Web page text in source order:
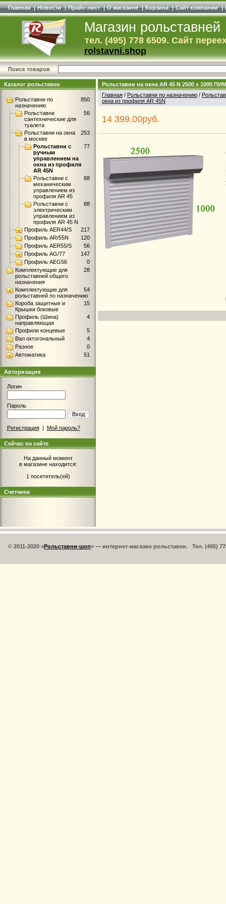
Главная | Новости | Прайс-лист | О магазине | Корзина | Сайт компании |
Магазин рольставней
тел. (495) 778 6509. Сайт
rolstavni.shop
Поиск товаров
Каталог рольставен
850
Рольставни по
назначению
56
Рольставни
сантехнические для
туалета
253
Рольставни на окна
в москве
77
Рольставни с
ручным
управлением на
окна из профиля
AR 45N
88
Рольставни с
механическим
управлением из
профиля AR 45
88
Рольставни с
электрическим
управлением из
профиля AR 45 N
217
Профиль AER44/S
120
Профиль AR/55N
56
Профиль AER55/S
147
Профиль AG/77
0
Профиль AEG56
28
Комплектующие для
рольставней общего
назначения
54
Комплектующие для
рольставней по назначению
15
Короба защитные и
Крышки боковые
4
Профиль (Шина)
направляющая
5
Профили концевые
4
Вал октогональный
0
Разное
51
Автоматика
Авторизация
Логин
Пароль
Вход
Регистрация| Мой пароль?
Сейчас на сайте
На данный момент
в магазине находится:
1 посетитель(ей)
Счетчики
Рольставни на окна AR 45 N 2500 x 1000
Главная / Рольставни по назначению /
окна из профиля AR 45N
14 399.00руб.
© 2011-2020 «Рольставни-шоп» — интернет-магазин рольставен. Тел. (495)